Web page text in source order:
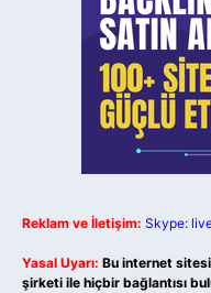
Reklam ve İletişim: Skype:
Yasal Uyarı: Bu internet
şirketi ile hiçbir bağlantısı